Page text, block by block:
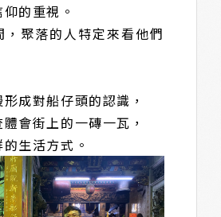
的重視。
，聚落的人特定來看他們
成對船仔頭的認識，
會街上的一磚一瓦，
生活方式。